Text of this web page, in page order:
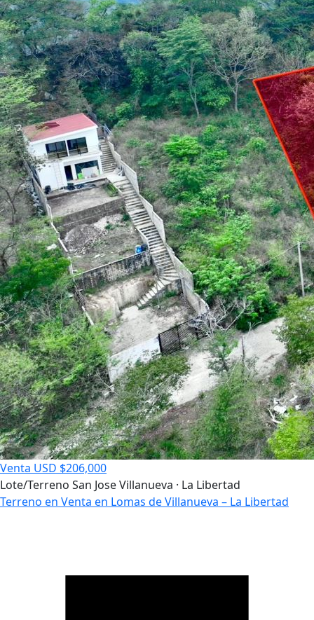
Venta USD $206,000
Lote/Terreno San Jose Villanueva · La Libertad
Terreno en Venta en Lomas de Villanueva – La Libertad